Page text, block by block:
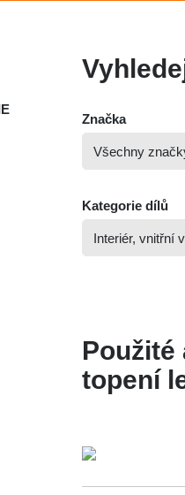
Značka
Kategorie dílů
topení